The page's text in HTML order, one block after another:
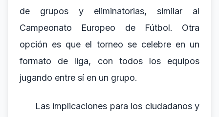
de grupos y eliminatorias, similar al
Campeonato Europeo de Fútbol. Otra
opción es que el torneo se celebre en un
formato de liga, con todos los equipos
jugando entre sí en un grupo.
Las implicaciones para los ciudadanos y